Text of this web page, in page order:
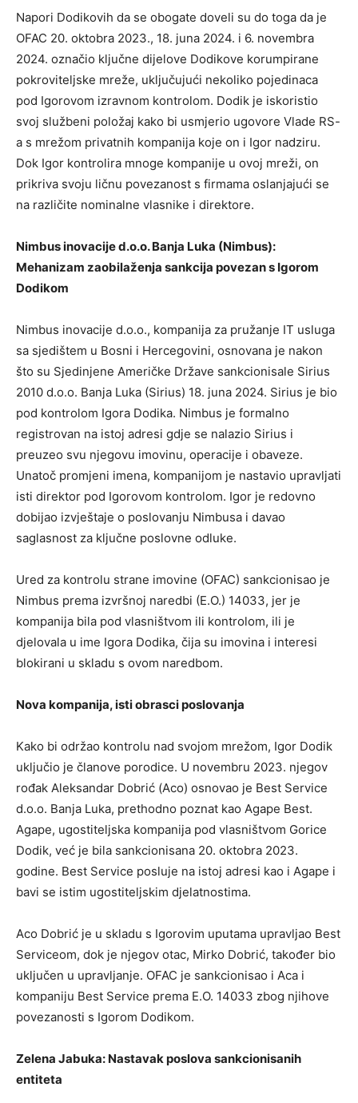
Napori Dodikovih da se obogate doveli su do toga da je
OFAC 20. oktobra 2023., 18. juna 2024. i 6. novembra
2024. označio ključne dijelove Dodikove korumpirane
pokroviteljske mreže, uključujući nekoliko pojedinaca
pod Igorovom izravnom kontrolom. Dodik je iskoristio
svoj službeni položaj kako bi usmjerio ugovore Vlade RS-
a s mrežom privatnih kompanija koje on i Igor nadziru.
Dok Igor kontrolira mnoge kompanije u ovoj mreži, on
prikriva svoju ličnu povezanost s firmama oslanjajući se
na različite nominalne vlasnike i direktore.
Nimbus inovacije d.o.o. Banja Luka (Nimbus):
Mehanizam zaobilaženja sankcija povezan s Igorom
Dodikom
Nimbus inovacije d.o.o., kompanija za pružanje IT usluga
sa sjedištem u Bosni i Hercegovini, osnovana je nakon
što su Sjedinjene Američke Države sankcionisale Sirius
2010 d.o.o. Banja Luka (Sirius) 18. juna 2024. Sirius je bio
pod kontrolom Igora Dodika. Nimbus je formalno
registrovan na istoj adresi gdje se nalazio Sirius i
preuzeo svu njegovu imovinu, operacije i obaveze.
Unatoč promjeni imena, kompanijom je nastavio upravljati
isti direktor pod Igorovom kontrolom. Igor je redovno
dobijao izvještaje o poslovanju Nimbusa i davao
saglasnost za ključne poslovne odluke.
Ured za kontrolu strane imovine (OFAC) sankcionisao je
Nimbus prema izvršnoj naredbi (E.O.) 14033, jer je
kompanija bila pod vlasništvom ili kontrolom, ili je
djelovala u ime Igora Dodika, čija su imovina i interesi
blokirani u skladu s ovom naredbom.
Nova kompanija, isti obrasci poslovanja
Kako bi održao kontrolu nad svojom mrežom, Igor Dodik
uključio je članove porodice. U novembru 2023. njegov
rođak Aleksandar Dobrić (Aco) osnovao je Best Service
d.o.o. Banja Luka, prethodno poznat kao Agape Best.
Agape, ugostiteljska kompanija pod vlasništvom Gorice
Dodik, već je bila sankcionisana 20. oktobra 2023.
godine. Best Service posluje na istoj adresi kao i Agape i
bavi se istim ugostiteljskim djelatnostima.
Aco Dobrić je u skladu s Igorovim uputama upravljao Best
Serviceom, dok je njegov otac, Mirko Dobrić, također bio
uključen u upravljanje. OFAC je sankcionisao i Aca i
kompaniju Best Service prema E.O. 14033 zbog njihove
povezanosti s Igorom Dodikom.
Zelena Jabuka: Nastavak poslova sankcionisanih
entiteta